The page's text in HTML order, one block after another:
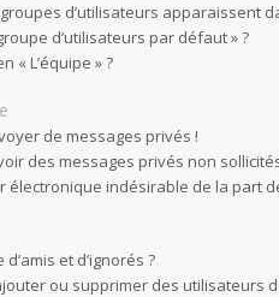
d’utilisateurs apparaissent
d’utilisateurs par défaut » ?
« L’équipe » ?
de messages privés !
des messages privés non
électronique indésirable de la part
et d’ignorés ?
ou supprimer des utilisateurs